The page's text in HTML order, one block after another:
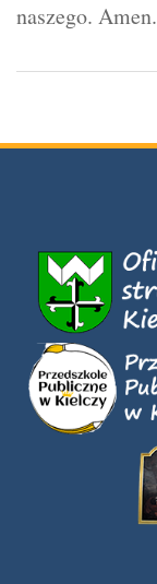
naszego. Amen.